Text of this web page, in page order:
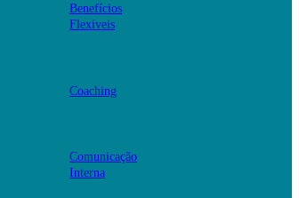
Benefícios
Flexíveis
Coaching
Comunicação
Interna